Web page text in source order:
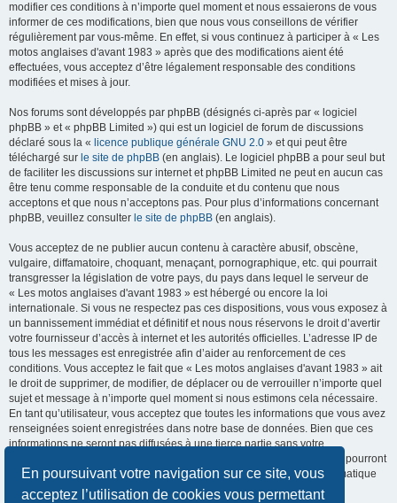
En poursuivant votre navigation sur ce site, vous
acceptez l’utilisation de cookies vous permettant
modifier ces conditions à n’importe quel moment et nous essaierons de vous
informer de ces modifications, bien que nous vous conseillons de vérifier
régulièrement par vous-même. En effet, si vous continuez à participer à « Les
motos anglaises d'avant 1983 » après que des modifications aient été
effectuées, vous acceptez d’être légalement responsable des conditions
modifiées et mises à jour.
Nos forums sont développés par phpBB (désignés ci-après par « logiciel
phpBB » et « phpBB Limited ») qui est un logiciel de forum de discussions
déclaré sous la « licence publique générale GNU 2.0 » et qui peut être
téléchargé sur le site de phpBB (en anglais). Le logiciel phpBB a pour seul but
de faciliter les discussions sur internet et phpBB Limited ne peut en aucun cas
être tenu comme responsable de la conduite et du contenu que nous
acceptons et que nous n’acceptons pas. Pour plus d’informations concernant
phpBB, veuillez consulter le site de phpBB (en anglais).
Vous acceptez de ne publier aucun contenu à caractère abusif, obscène,
vulgaire, diffamatoire, choquant, menaçant, pornographique, etc. qui pourrait
transgresser la législation de votre pays, du pays dans lequel le serveur de
« Les motos anglaises d'avant 1983 » est hébergé ou encore la loi
internationale. Si vous ne respectez pas ces dispositions, vous vous exposez à
un bannissement immédiat et définitif et nous nous réservons le droit d’avertir
votre fournisseur d’accès à internet et les autorités officielles. L’adresse IP de
tous les messages est enregistrée afin d’aider au renforcement de ces
conditions. Vous acceptez le fait que « Les motos anglaises d'avant 1983 » ait
le droit de supprimer, de modifier, de déplacer ou de verrouiller n’importe quel
sujet et message à n’importe quel moment si nous estimons cela nécessaire.
En tant qu’utilisateur, vous acceptez que toutes les informations que vous avez
renseignées soient enregistrées dans notre base de données. Bien que ces
informations ne seront pas diffusées à une tierce partie sans votre
consentement, ni « Les motos anglaises d'avant 1983 », ni phpBB, ne pourront
être tenus comme responsables en cas de tentative de piratage informatique
visant à compromettre vos données.